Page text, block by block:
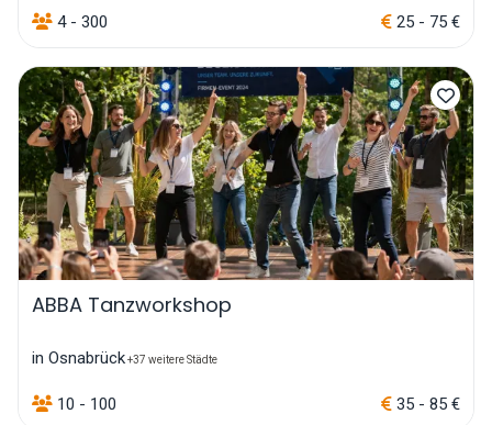
4 - 300 25 - 75 €
ABBA Tanzworkshop
in Osnabrück+37 weitere Städte
10 - 100 35 - 85 €